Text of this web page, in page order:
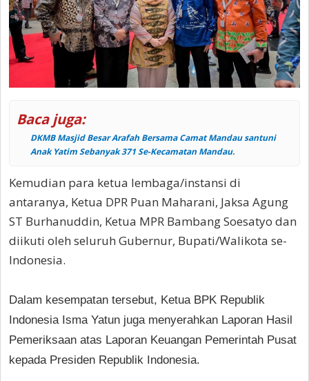
Baca juga:
DKMB Masjid Besar Arafah Bersama Camat Mandau santuni
Anak Yatim Sebanyak 371 Se-Kecamatan Mandau.
Kemudian para ketua lembaga/instansi di
antaranya, Ketua DPR Puan Maharani, Jaksa Agung
ST Burhanuddin, Ketua MPR Bambang Soesatyo dan
diikuti oleh seluruh Gubernur, Bupati/Walikota se-
Indonesia.
Dalam kesempatan tersebut, Ketua BPK Republik
Indonesia Isma Yatun juga menyerahkan Laporan Hasil
Pemeriksaan atas Laporan Keuangan Pemerintah Pusat
kepada Presiden Republik Indonesia.